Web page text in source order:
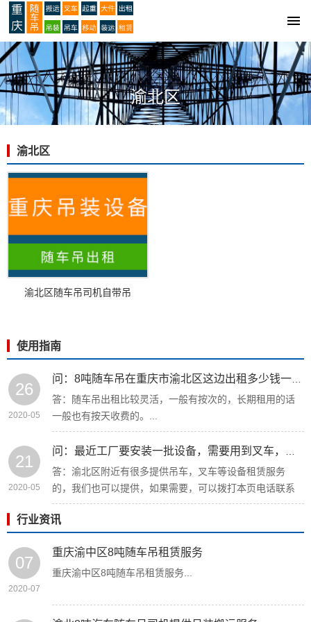
渝北区
渝北区
渝北区随车吊司机自带吊
使用指南
26
2020-05
答：随车吊出租比较灵活，一般有按次的，长期租用的话
一般也有按天收费的。...
21
2020-05
答：渝北区附近有很多提供吊车，叉车等设备租赁服务
的，我们也可以提供，如果需要，可以拨打本页电话联系
我们。...
行业资讯
07
2020-07
重庆渝中区8吨随车吊租赁服务
重庆渝中区8吨随车吊租赁服务...